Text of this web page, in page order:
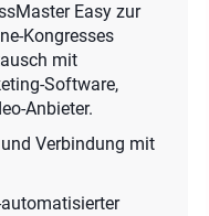
Easy zur
Kongresses
mit
Software,
Anbieter.
Verbindung mit